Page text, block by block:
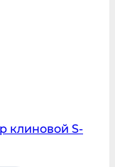
клиновой S-